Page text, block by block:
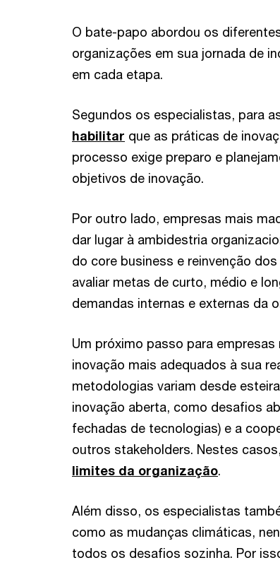
O bate-papo abordou os
organizações em sua jornada de
em cada etapa.
Segundos os especialistas, para
habilitar que as práticas de
processo exige preparo e
objetivos de inovação.
Por outro lado, empresas mais
dar lugar à ambidestria
do core business e reinvenção
avaliar metas de curto, médio e
demandas internas e externas da
Um próximo passo para
inovação mais adequados à sua
metodologias variam desde
inovação aberta, como desafios
fechadas de tecnologias) e a
outros stakeholders. Nestes
limites da organização.
Além disso, os especialistas
como as mudanças climáticas,
todos os desafios sozinha. Por